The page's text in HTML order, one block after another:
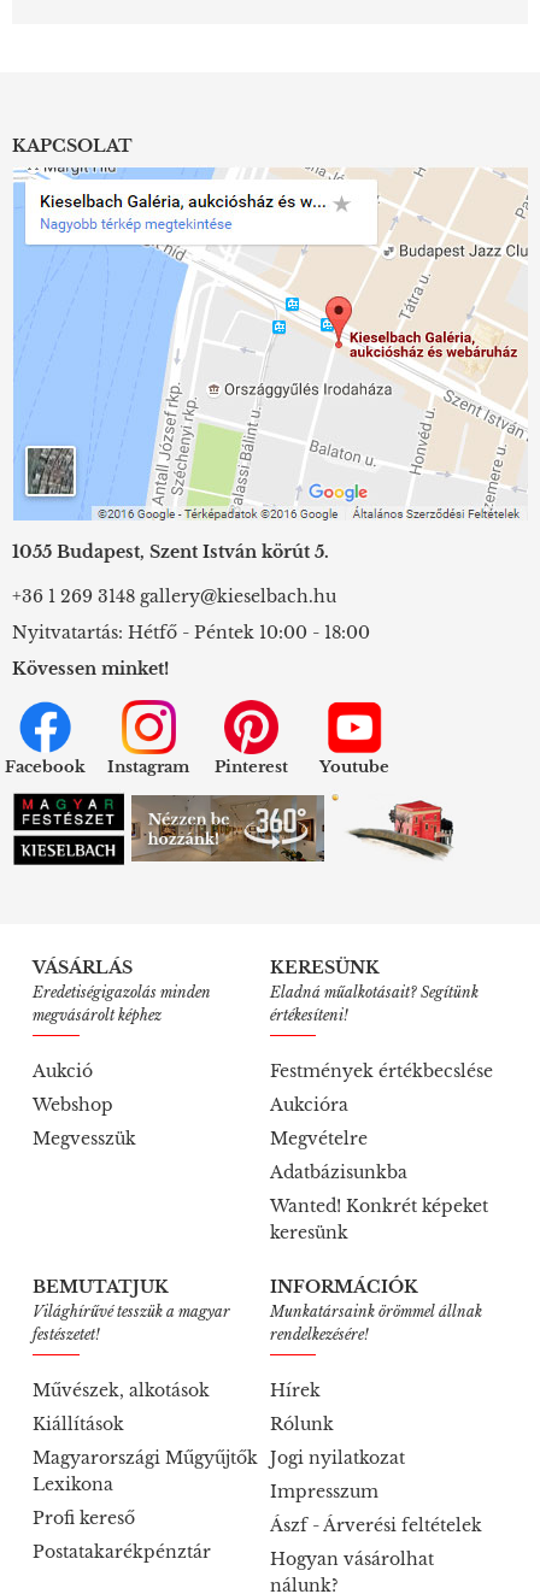
KAPCSOLAT
1055 Budapest, Szent István körút 5.
+36 1 269 3148 gallery@kieselbach.hu
Nyitvatartás: Hétfő - Péntek 10:00 - 18:00
Kövessen minket!
Facebook Instagram Pinterest Youtube
VÁSÁRLÁS
Eredetiségigazolás minden
megvásárolt képhez
Aukció
Webshop
Megvesszük
KERESÜNK
Eladná műalkotásait? Segítünk
értékesíteni!
Festmények értékbecslése
Aukcióra
Megvételre
Adatbázisunkba
Wanted! Konkrét képeket
keresünk
BEMUTATJUK
Világhírűvé tesszük a magyar
festészetet!
Művészek, alkotások
Kiállítások
Magyarországi Műgyűjtők
Lexikona
Profi kereső
Postatakarékpénztár
INFORMÁCIÓK
Munkatársaink örömmel állnak
rendelkezésére!
Hírek
Rólunk
Jogi nyilatkozat
Impresszum
Ászf - Árverési feltételek
Hogyan vásárolhat
nálunk?